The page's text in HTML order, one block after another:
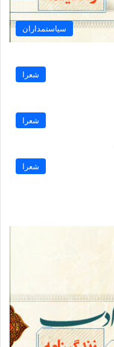
سیاستمداران
شعرا
شعرا
شعرا